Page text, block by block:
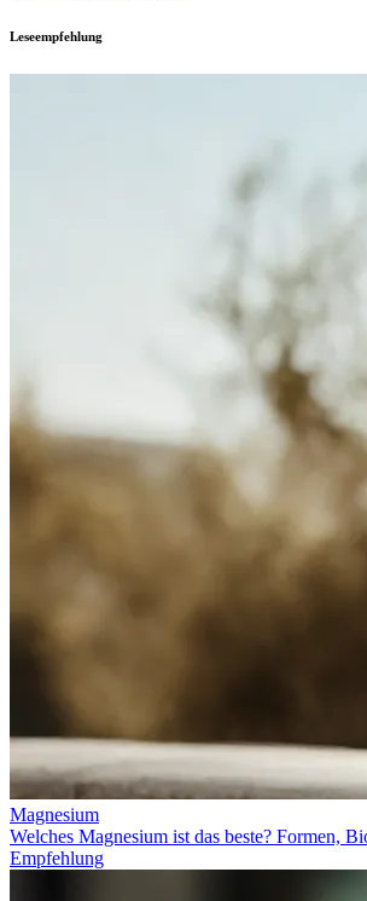
Leseempfehlung
Magnesium
Welches Magnesium ist das beste? Formen,
Empfehlung